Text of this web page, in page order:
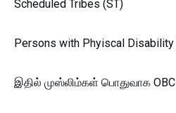
Scheduled Tribes (ST)
Persons with Phyiscal
இதில் முஸ்லிம்கள் பொதுவாக